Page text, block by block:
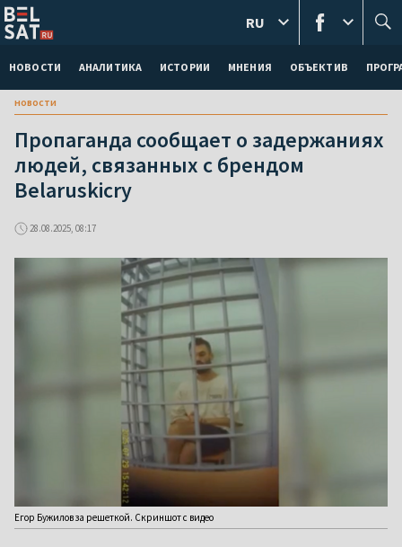
НОВОСТИ АНАЛИТИКА ИСТОРИИ МНЕНИЯ ОБЪЕКТИВ
RU
новости
Пропаганда сообщает о задержаниях
людей, связанных с брендом
Belaruskicry
28.08.2025, 08:17
Егор Бужилов за решеткой. Скриншот с видео